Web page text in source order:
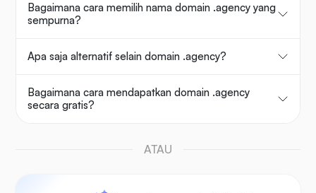
Bagaimana cara memilih nama domain .agency yang
sempurna?
Apa saja alternatif selain domain .agency?
Bagaimana cara mendapatkan domain .agency
secara gratis?
ATAU